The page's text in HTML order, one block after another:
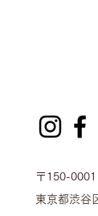
〒150-0001
東京都渋谷